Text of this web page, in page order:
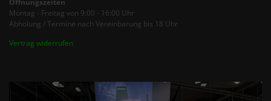
Öffnungszeiten
Montag - Freitag von 9:00 - 16:00 Uhr
Abholung / Termine nach Vereinbarung bis 18 Uhr
Vertrag widerrufen